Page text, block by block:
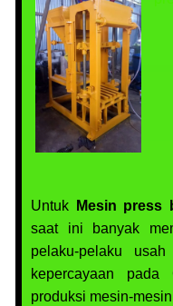
Untuk Mesin press
saat ini banyak
pelaku-pelaku
kepercayaan
produksi mesin-